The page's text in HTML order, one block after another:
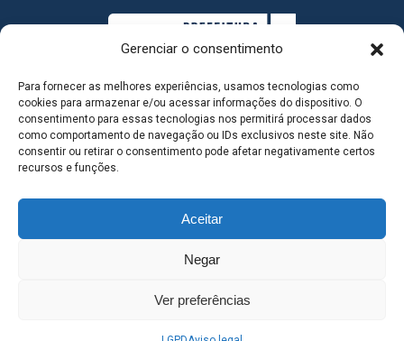
Gerenciar o consentimento
Para fornecer as melhores experiências, usamos tecnologias como
cookies para armazenar e/ou acessar informações do dispositivo. O
consentimento para essas tecnologias nos permitirá processar dados
como comportamento de navegação ou IDs exclusivos neste site. Não
consentir ou retirar o consentimento pode afetar negativamente certos
recursos e funções.
Aceitar
Negar
Ver preferências
MAPA DO SITE
SEDE DO ADMINISTRATIVO MUNICIPAL - Avenida